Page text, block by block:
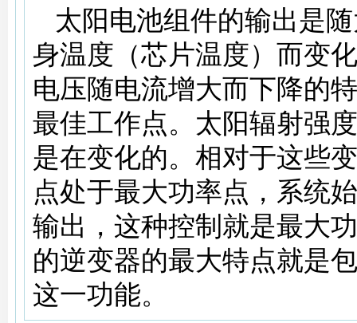
太阳电池组件的输出是
身温度（芯片温度）而变
电压随电流增大而下降的
最佳工作点。太阳辐射强
是在变化的。相对于这些
点处于最大功率点，系统
输出，这种控制就是最大
的逆变器的最大特点就是
这一功能。